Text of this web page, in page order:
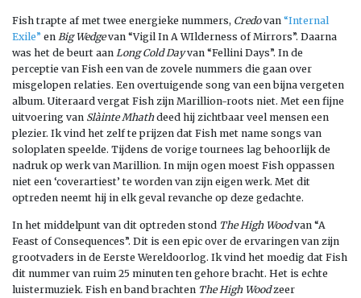
Fish trapte af met twee energieke nummers, Credovan “Internal
Exile” en Big Wedgevan “Vigil In A WIlderness of Mirrors”. Daarna
was het de beurt aan Long Cold Dayvan “Fellini Days”. In de
perceptie van Fish een van de zovele nummers die gaan over
misgelopen relaties. Een overtuigende song van een bijna vergeten
album. Uiteraard vergat Fish zijn Marillion-roots niet. Met een fijne
uitvoering van Slàinte Mhathdeed hij zichtbaar veel mensen een
plezier. Ik vind het zelf te prijzen dat Fish met name songs van
soloplaten speelde. Tijdens de vorige tournees lag behoorlijk de
nadruk op werk van Marillion. In mijn ogen moest Fish oppassen
niet een ‘coverartiest’ te worden van zijn eigen werk. Met dit
optreden neemt hij in elk geval revanche op deze gedachte.
In het middelpunt van dit optreden stond The High Woodvan “A
Feast of Consequences”. Dit is een epic over de ervaringen van zijn
grootvaders in de Eerste Wereldoorlog. Ik vind het moedig dat Fish
dit nummer van ruim 25 minuten ten gehore bracht. Het is echte
luistermuziek. Fish en band brachten The High Woodzeer